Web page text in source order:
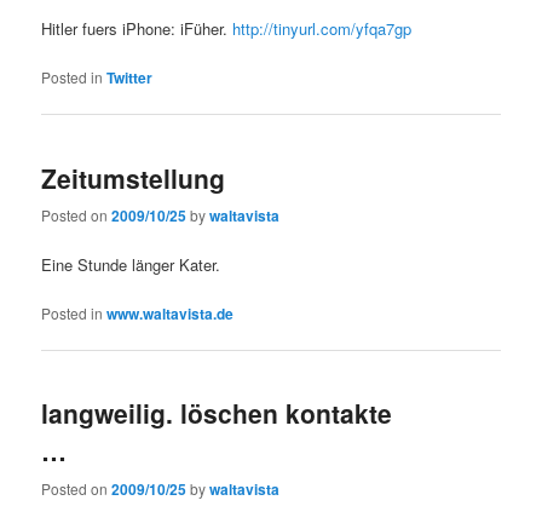
Hitler fuers iPhone: iFüher. http://tinyurl.com/yfqa7gp
Posted in Twitter
Zeitumstellung
Posted on2009/10/25bywaltavista
Eine Stunde länger Kater.
Posted in www.waltavista.de
langweilig. löschen kontakte
…
Posted on2009/10/25bywaltavista